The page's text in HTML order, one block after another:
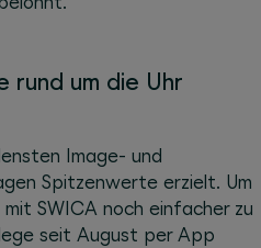
rund um die Uhr
Image- und
Spitzenwerte erzielt. Um
SWICA noch einfacher zu
seit August per App